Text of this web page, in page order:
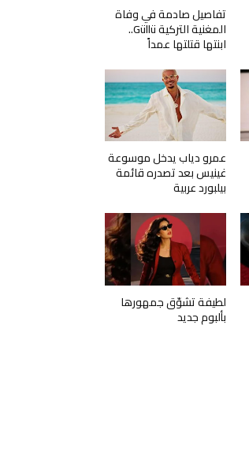
تفاصيل صادمة في وفاة
المغنية التركية Güllü..
ابنتها قتلتها عمداً
عمرو دياب يدخل موسوعة
غينيس بعد تصدره قائمة
بيلبورد عربية
لطيفة تشوّق جمهورها
بألبوم جديد